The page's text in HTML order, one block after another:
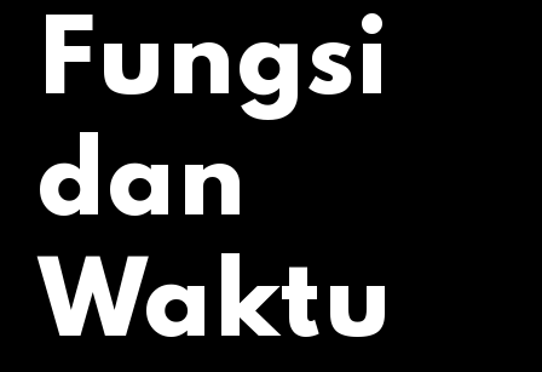
Fungsi
dan
Waktu